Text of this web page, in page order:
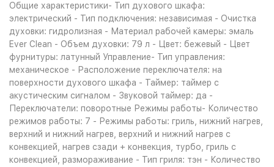
Общие характеристики- Тип духового шкафа:
электрический - Тип подключения: независимая - Очистка
духовки: гидролизная - Материал рабочей камеры: эмаль
Ever Clean - Объем духовки: 79 л - Цвет: бежевый - Цвет
фурнитуры: латунный Управление- Тип управления:
механическое - Расположение переключателя: на
поверхности духового шкафа - Таймер: таймер с
акустическим сигналом - Звуковой таймер: да -
Переключатели: поворотные Режимы работы- Количество
режимов работы: 7 - Режимы работы: гриль, нижний нагрев,
верхний и нижний нагрев, верхний и нижний нагрев с
конвекцией, нагрев сзади + конвекция, турбо, гриль с
конвекцией, размораживание - Тип гриля: тэн - Количество